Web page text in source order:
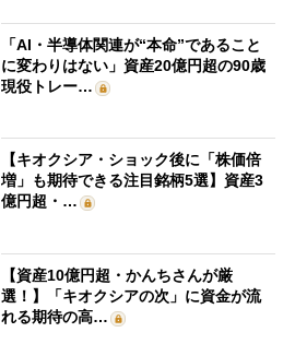
「AI・半導体関連が“本命”であること
に変わりはない」資産20億円超の90歳
現役トレー…
【キオクシア・ショック後に「株価倍
増」も期待できる注目銘柄5選】資産3
億円超・…
【資産10億円超・かんちさんが厳
選！】「キオクシアの次」に資金が流
れる期待の高…